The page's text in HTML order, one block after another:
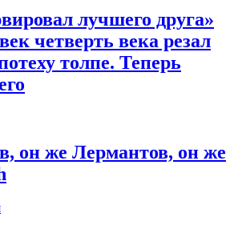
лучшего друга»
четверть века резал
толпе. Теперь
он же Лермантов, он же